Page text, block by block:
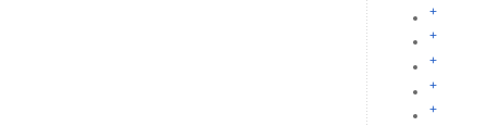
+
+
+
+
+